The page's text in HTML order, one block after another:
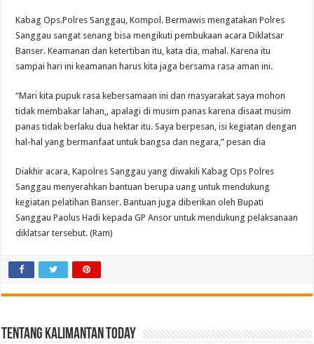
Kabag Ops.Polres Sanggau, Kompol. Bermawis mengatakan Polres
Sanggau sangat senang bisa mengikuti pembukaan acara Diklatsar
Banser. Keamanan dan ketertiban itu, kata dia, mahal. Karena itu
sampai hari ini keamanan harus kita jaga bersama rasa aman ini.
“Mari kita pupuk rasa kebersamaan ini dan masyarakat saya mohon
tidak membakar lahan,, apalagi di musim panas karena disaat musim
panas tidak berlaku dua hektar itu. Saya berpesan, isi kegiatan dengan
hal-hal yang bermanfaat untuk bangsa dan negara,” pesan dia
Diakhir acara, Kapolres Sanggau yang diwakili Kabag Ops Polres
Sanggau menyerahkan bantuan berupa uang untuk mendukung
kegiatan pelatihan Banser. Bantuan juga diberikan oleh Bupati
Sanggau Paolus Hadi kepada GP Ansor untuk mendukung pelaksanaan
diklatsar tersebut. (Ram)
Tentang Kalimantan Today